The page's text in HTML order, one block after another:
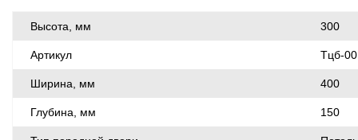
Высота, мм 300
Артикул Тцб-
Ширина, мм 400
Глубина, мм 150